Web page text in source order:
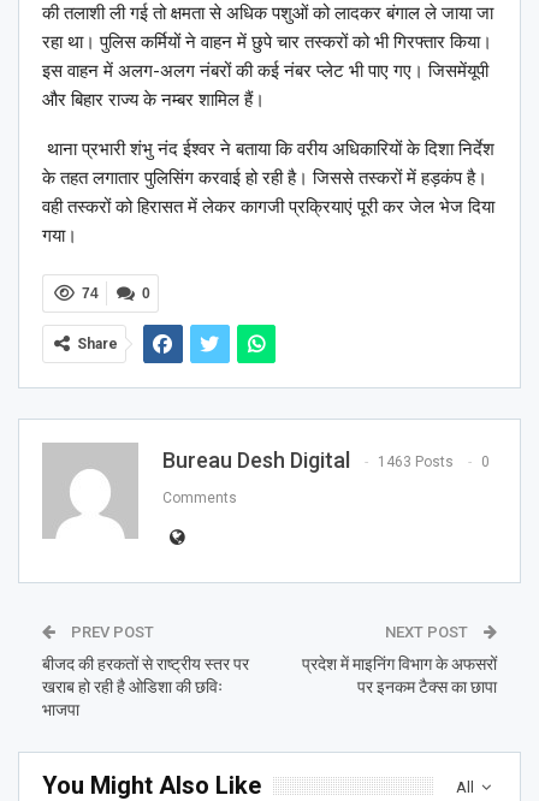
की तलाशी ली गई तो क्षमता से अधिक पशुओं को लादकर बंगाल ले जाया जा
रहा था। पुलिस कर्मियों ने वाहन में छुपे चार तस्करों को भी गिरफ्तार किया।
इस वाहन में अलग-अलग नंबरों की कई नंबर प्लेट भी पाए गए। जिसमेंयूपी
और बिहार राज्य के नम्बर शामिल हैं।
थाना प्रभारी शंभु नंद ईश्वर ने बताया कि वरीय अधिकारियों के दिशा निर्देश
के तहत लगातार पुलिसिंग करवाई हो रही है। जिससे तस्करों में हड़कंप है।
वही तस्करों को हिरासत में लेकर कागजी प्रक्रियाएं पूरी कर जेल भेज दिया
गया।
0
74
Share
Bureau Desh Digital 1463 Posts 0
Comments
PREV POST
बीजद की हरकतों से राष्ट्रीय स्तर पर
खराब हो रही है ओडिशा की छविः
भाजपा
NEXT POST
प्रदेश में माइनिंग विभाग के अफसरों
पर इनकम टैक्स का छापा
All
You Might Also Like